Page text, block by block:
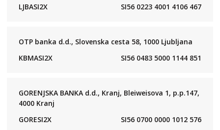
LJBASI2X SI56 0223 4001 4106 467
OTP banka d.d., Slovenska cesta 58, 1000 Ljubljana
KBMASI2X
SI56 0483 5000 1144 851
GORENJSKA BANKA d.d., Kranj, Bleiweisova 1, p.p.147,
4000 Kranj
GORESI2X
SI56 0700 0000 1012 576